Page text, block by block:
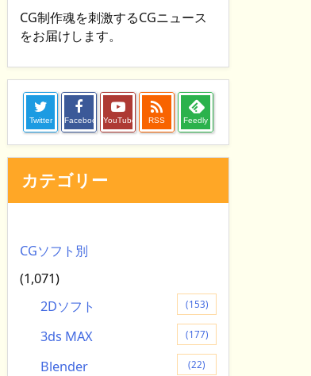
CG制作魂を刺激するCGニュース
をお届けします。
Twitter Facebook YouTube

RSS Feedly
カテゴリー
CGソフト別
(1,071)
2Dソフト
(153)
3ds MAX (177)
Blender (22)